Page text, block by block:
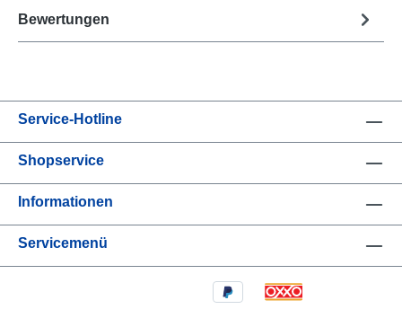
Bewertungen
Service-Hotline
Shopservice
Informationen
Servicemenü